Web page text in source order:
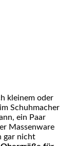
kleinem oder
Schuhmacher
ein Paar
Massenware
gar nicht